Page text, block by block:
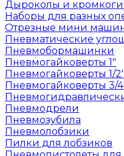
Дыроколы и
Наборы для разных
Отрезные мини
Пневматические
Пневмобормашинки
Пневмогайковерты 1"
Пневмогайковерты 1/2"
Пневмогайковерты 3/
Пневмодрели
Пневмозубила
Пневмолобзики
Пилки для лобзиков